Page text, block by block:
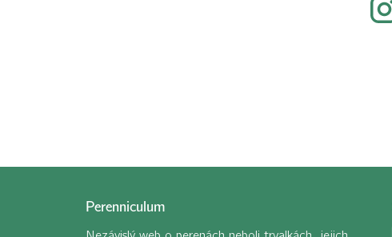
Perenniculum